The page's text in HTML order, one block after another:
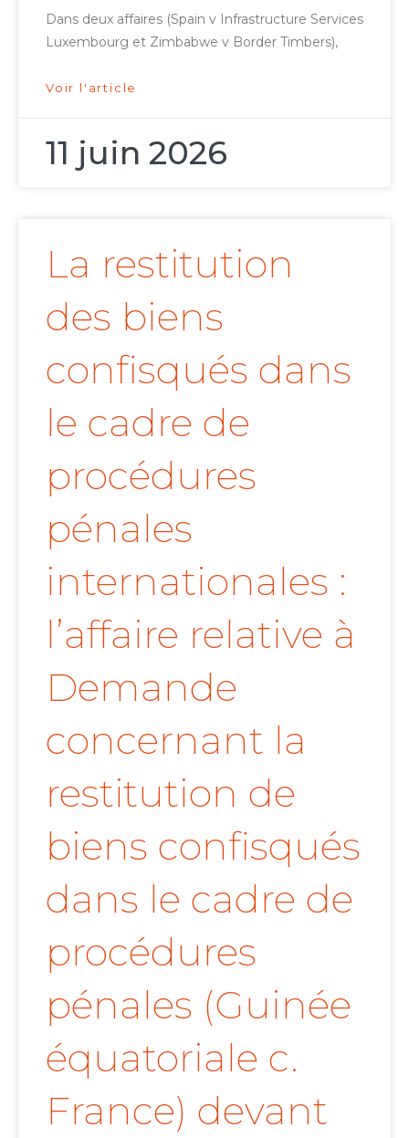
Dans deux affaires (Spain v Infrastructure Services
Luxembourg et Zimbabwe v Border Timbers),
Voir l'article
11 juin 2026
La restitution
des biens
confisqués dans
le cadre de
procédures
pénales
internationales :
l’affaire relative à
Demande
concernant la
restitution de
biens confisqués
dans le cadre de
procédures
pénales (Guinée
équatoriale c.
France) devant